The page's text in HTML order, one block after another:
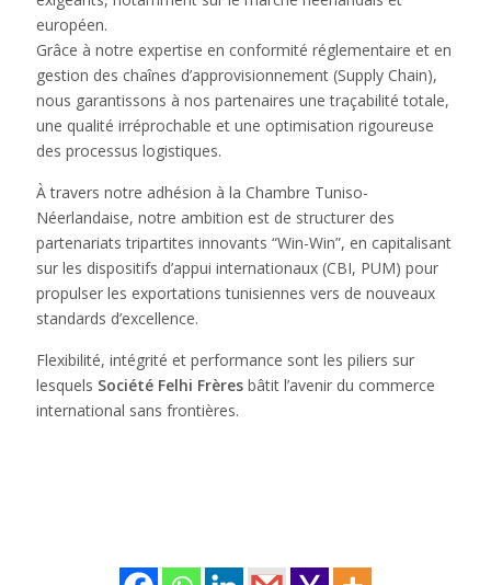
européen.
Grâce à notre expertise en conformité réglementaire et en
gestion des chaînes d’approvisionnement (Supply Chain),
nous garantissons à nos partenaires une traçabilité totale,
une qualité irréprochable et une optimisation rigoureuse
des processus logistiques.
À travers notre adhésion à la Chambre Tuniso-
Néerlandaise, notre ambition est de structurer des
partenariats tripartites innovants “Win-Win”, en capitalisant
sur les dispositifs d’appui internationaux (CBI, PUM) pour
propulser les exportations tunisiennes vers de nouveaux
standards d’excellence.
Flexibilité, intégrité et performance sont les piliers sur
lesquels Société Felhi Frères bâtit l’avenir du commerce
international sans frontières.